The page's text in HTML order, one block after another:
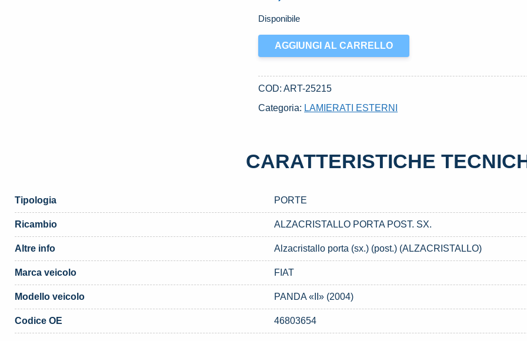
Disponibile
ALZACRISTALLO
PORTA
SX.
2009
AGGIUNGI AL CARRELLO
COD:ART-25215
Categoria: LAMIERATI ESTERNI
CARATTERISTICHE
Tipologia PORTE
Ricambio ALZACRISTALLO PORTA POST. SX.
Altre info Alzacristallo porta (sx.) (post.) (ALZACRISTALLO)
Marca veicolo FIAT
Modello veicolo PANDA «II» (2004)
Codice OE 46803654